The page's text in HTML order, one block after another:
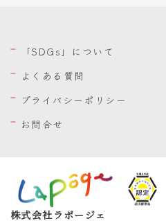
「SDGs」について
よくある質問
プライバシーポリシー
お問合せ
株式会社ラポージェ